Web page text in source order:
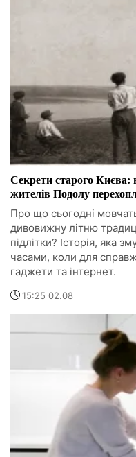
Секрети старого Києва:
жителів Подолу
Про що сьогодні
дивовижну літню
підлітки? Історія, яка
часами, коли для
гаджети та інтернет.
15:25 02.08